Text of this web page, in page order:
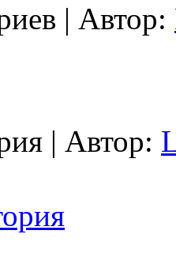
| Автор:
| Автор: